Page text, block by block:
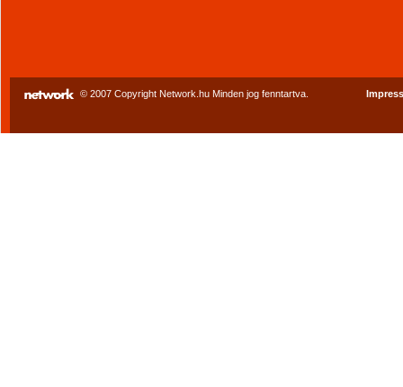
© 2007 Copyright Network.hu Minden jog fenntartva.